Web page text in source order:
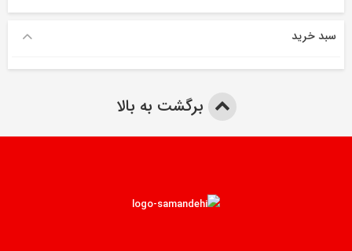
سبد خرید
برگشت به بالا